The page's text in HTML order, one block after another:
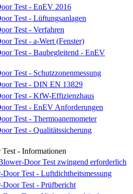
Test - EnEV 2016
Test - Lüftungsanlagen
Test - Verfahren
Test - a-Wert (Fenster)
Test - Baubegleitend - EnEV
Test - Schutzzonenmessung
Test - DIN EN 13829
Test - KfW-Effizienzhaus
Test - EnEV Anforderungen
Test - Thermoanemometer
Test - Qualitätssicherung
- Informationen
Door Test zwingend erforderlich
Test - Luftdichtheitsmessung
Door Test - Prüfbericht